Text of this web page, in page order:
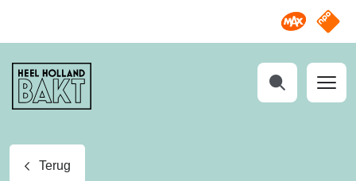
Omroep
NPO
Heel
Holland
Bakt
Terug